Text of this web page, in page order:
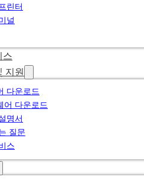
린터
널
스
지원
다운로드
어 다운로드
명서
질문
스